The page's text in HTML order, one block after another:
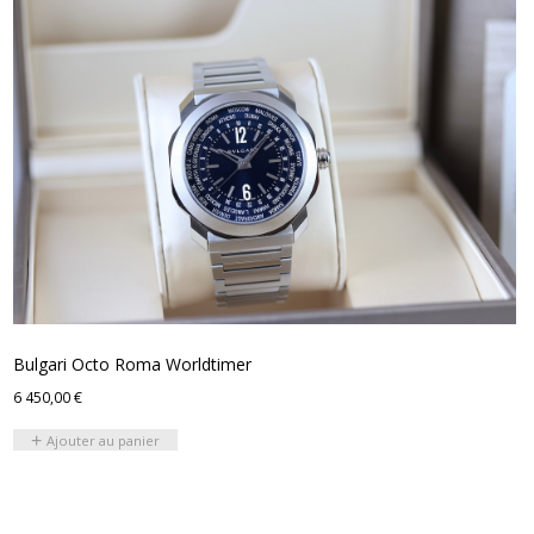
Bulgari Octo Roma Worldtimer
6 450,00€
Ajouter au panier